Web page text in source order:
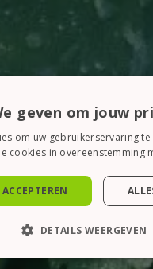
geven om jouw
om uw gebruikerservaring
cookies in overeenstemming
DETAILS WEERGEVEN
PRESTATIE